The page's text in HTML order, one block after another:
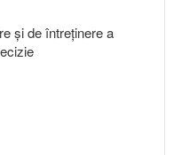
şi de întreţinere a